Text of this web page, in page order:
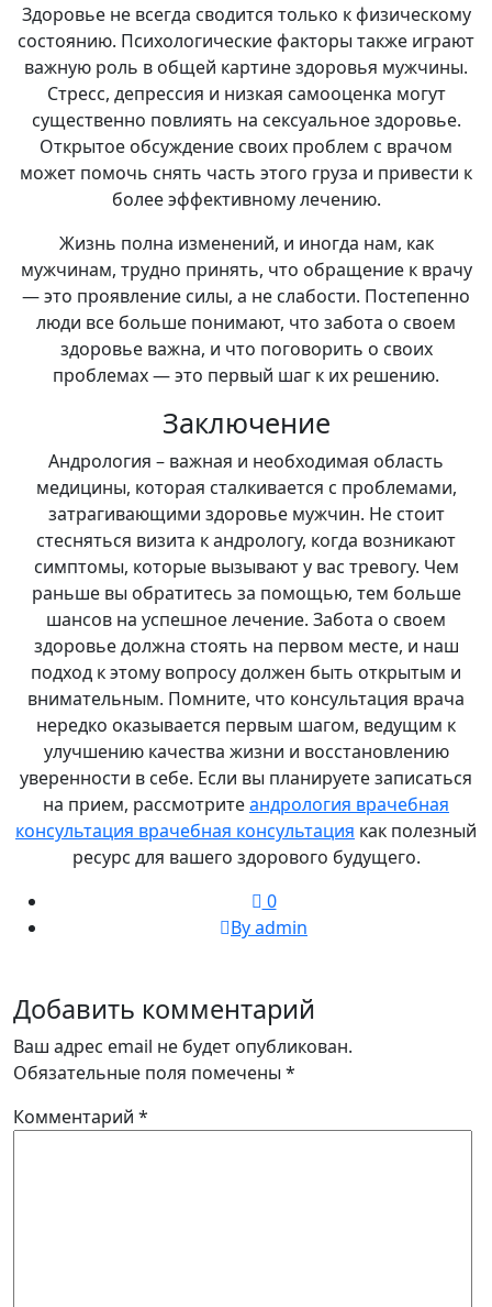
Здоровье не всегда сводится только к физическому
состоянию. Психологические факторы также играют
важную роль в общей картине здоровья мужчины.
Стресс, депрессия и низкая самооценка могут
существенно повлиять на сексуальное здоровье.
Открытое обсуждение своих проблем с врачом
может помочь снять часть этого груза и привести к
более эффективному лечению.
Жизнь полна изменений, и иногда нам, как
мужчинам, трудно принять, что обращение к врачу
— это проявление силы, а не слабости. Постепенно
люди все больше понимают, что забота о своем
здоровье важна, и что поговорить о своих
проблемах — это первый шаг к их решению.
Заключение
Андрология – важная и необходимая область
медицины, которая сталкивается с проблемами,
затрагивающими здоровье мужчин. Не стоит
стесняться визита к андрологу, когда возникают
симптомы, которые вызывают у вас тревогу. Чем
раньше вы обратитесь за помощью, тем больше
шансов на успешное лечение. Забота о своем
здоровье должна стоять на первом месте, и наш
подход к этому вопросу должен быть открытым и
внимательным. Помните, что консультация врача
нередко оказывается первым шагом, ведущим к
улучшению качества жизни и восстановлению
уверенности в себе. Если вы планируете записаться
на прием, рассмотритеандрология врачебная
консультация врачебная консультация как полезный
ресурс для вашего здорового будущего.
0
By admin
Добавить комментарий
Ваш адрес email не будет опубликован.
Обязательные поля помечены *
Комментарий *